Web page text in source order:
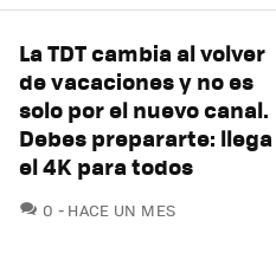
La TDT cambia al volver
de vacaciones y no es
solo por el nuevo canal.
Debes prepararte: llega
el 4K para todos
0 COMENTARIOS
HACE UN MES